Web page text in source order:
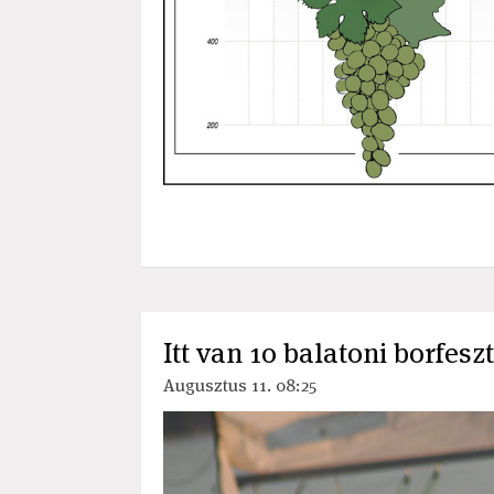
Itt van 10 balatoni
Augusztus 11. 08:25